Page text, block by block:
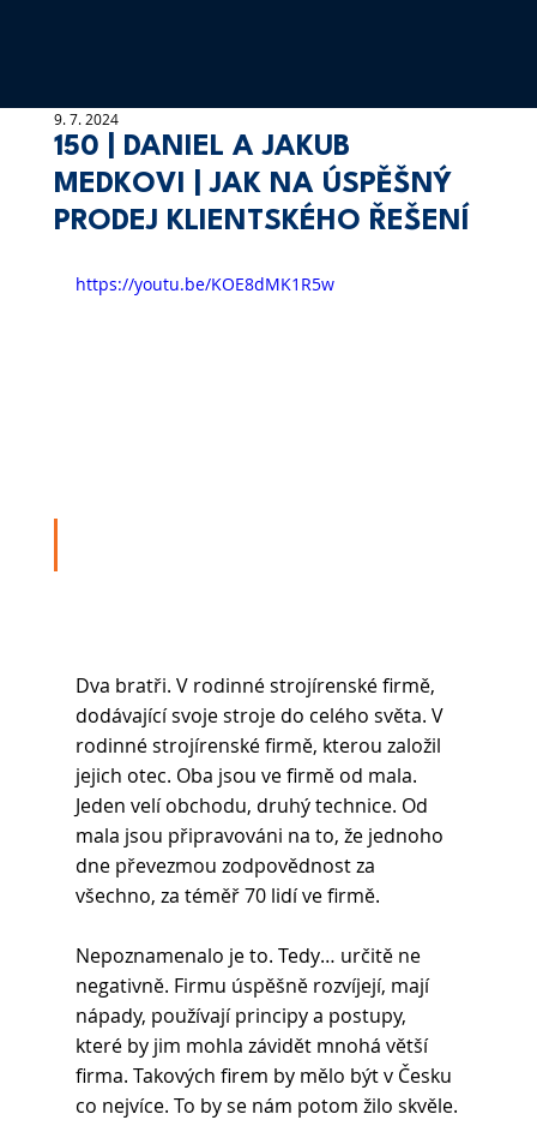
150 | DANIEL A JAKUB
MEDKOVI | JAK NA ÚSPĚŠNÝ
PRODEJ KLIENTSKÉHO ŘEŠENÍ
9. 7. 2024
https://youtu.be/KOE8dMK1R5w
Dva bratři. V rodinné strojírenské firmě,
dodávající svoje stroje do celého světa. V
rodinné strojírenské firmě, kterou založil
jejich otec. Oba jsou ve firmě od mala.
Jeden velí obchodu, druhý technice. Od
mala jsou připravováni na to, že jednoho
dne převezmou zodpovědnost za
všechno, za téměř 70 lidí ve firmě.
Nepoznamenalo je to. Tedy… určitě ne
negativně. Firmu úspěšně rozvíjejí, mají
nápady, používají principy a postupy,
které by jim mohla závidět mnohá větší
firma. Takových firem by mělo být v Česku
co nejvíce. To by se nám potom žilo skvěle.